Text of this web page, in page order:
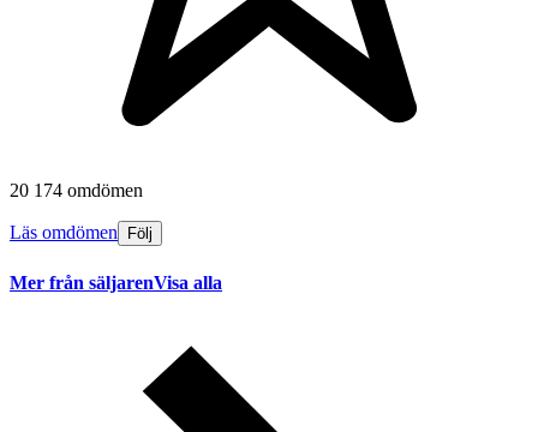
20 174 omdömen
Läs omdömen Följ
Mer från säljarenVisa alla